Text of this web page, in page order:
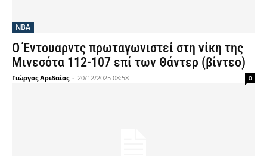
NBA
Ο Έντουαρντς πρωταγωνιστεί στη νίκη της
Μινεσότα 112-107 επί των Θάντερ (βίντεο)
Γιώργος Αριδαίας - 20/12/2025 08:58 0